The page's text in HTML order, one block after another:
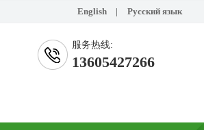
English | Русский язык
服务热线:
13605427266